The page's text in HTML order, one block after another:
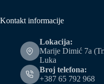
Kontakt informacije
Lokacija:
Marije Dimić 7a
Luka
Broj telefona:
+387 65 792 968